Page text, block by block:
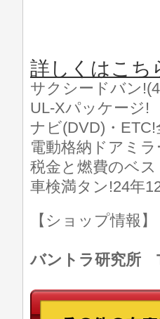
詳しくはこち
サクシードバン
UL-Xパッケージ!
ナビ(DVD)・
電動格納ドアミ
税金と燃費のベ
車検満タン!24年
【ショップ情報
バントラ研究所